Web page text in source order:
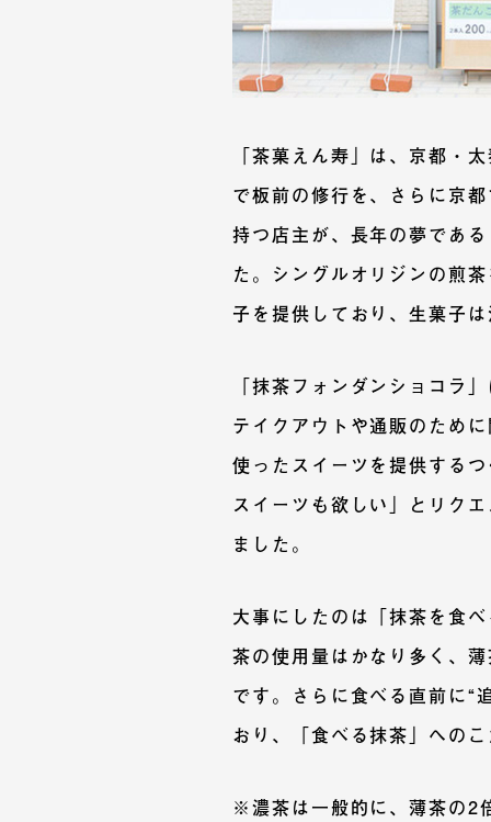
「茶菓えん寿」は、京都・
で板前の修行を、さらに京
持つ店主が、長年の夢であ
た。シングルオリジンの煎
子を提供しており、生菓子
「抹茶フォンダンショコラ
テイクアウトや通販のため
使ったスイーツを提供する
スイーツも欲しい」とリク
ました。
大事にしたのは「抹茶を食
茶の使用量はかなり多く、
です。さらに食べる直前に“
おり、「食べる抹茶」への
※濃茶は一般的に、薄茶の2